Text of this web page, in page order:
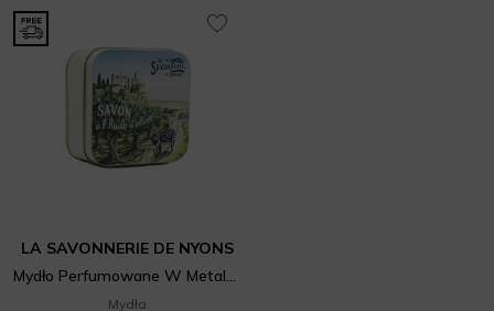
LA SAVONNERIE DE NYONS
Mydło Perfumowane W Metalowej Puszce Provence 2 Lawenda
Mydła